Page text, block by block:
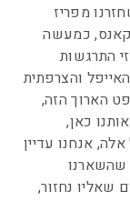
מפריז
כמעשה
התרגשות
והצרפתית
הארוך הזה,
כאן,
אנחנו עדיין
שהשארנו
שאליו נחזור,